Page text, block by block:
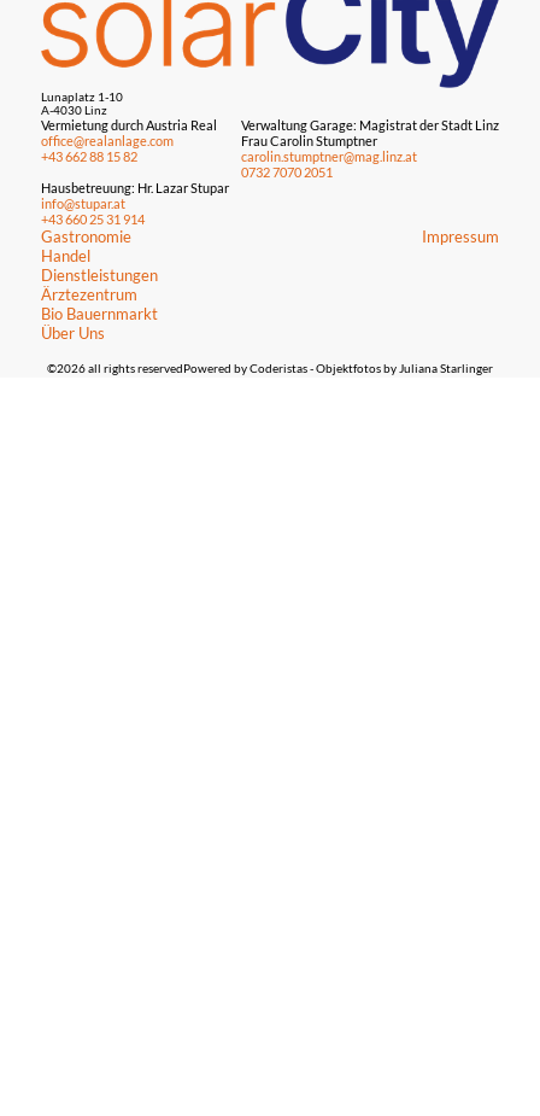
Lunaplatz 1-10
A-4030 Linz
Vermietung durch Austria Real
office@realanlage.com
+43 662 88 15 82
Hausbetreuung: Hr. Lazar Stupar
info@stupar.at
+43 660 25 31 914
Verwaltung Garage: Magistrat der Stadt Linz
Frau Carolin Stumptner
carolin.stumptner@mag.linz.at
0732 7070 2051
Gastronomie
Handel
Dienstleistungen
Ärztezentrum
Bio Bauernmarkt
Über Uns
Impressum
©2026 all rights reservedPowered by Coderistas- Objektfotos by Juliana Starlinger